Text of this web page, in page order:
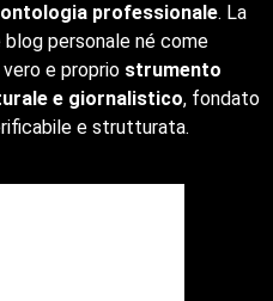
professionale. La
personale né come
e proprio strumento
e giornalistico, fondato
e strutturata.